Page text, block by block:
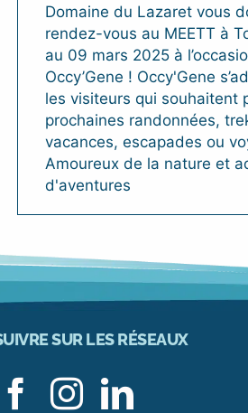
Domaine du Lazaret vous
rendez-vous au MEETT à
au 09 mars 2025 à
Occy’Gene ! Occy'Gene
les visiteurs qui souhaitent
prochaines randonnées,
vacances, escapades ou
Amoureux de la nature et
d'aventures
SUR LES RÉSEAUX